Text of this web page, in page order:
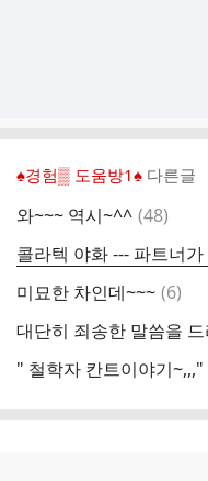
♠경험▒ 도움방1♠ 다른글
와~~~ 역시~^^ 댓
(48)
콜라텍 야화 --- 파트너
미묘한 차인데~~~ 댓
(6)
" 철학자 칸트이야기